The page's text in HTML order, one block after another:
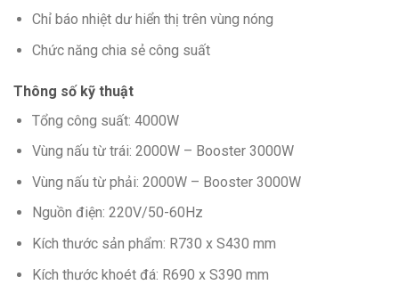
Chỉ báo nhiệt dư hiển thị trên vùng nóng
Chức năng chia sẻ công suất
Thông số kỹ thuật
Tổng công suất: 4000W
Vùng nấu từ trái: 2000W – Booster 3000W
Vùng nấu từ phải: 2000W – Booster 3000W
Nguồn điện: 220V/50-60Hz
Kích thước sản phẩm: R730 x S430 mm
Kích thước khoét đá: R690 x S390 mm